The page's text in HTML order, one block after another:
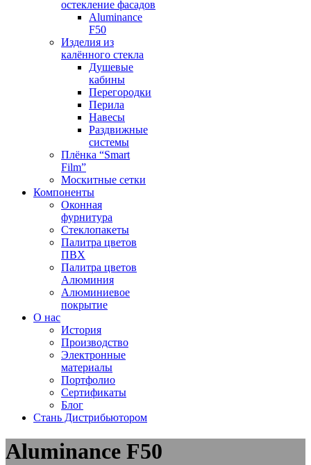
остекление фасадов
Aluminance
F50
Изделия из
калённого стекла
Душевые
кабины
Перегородки
Перила
Навесы
Раздвижные
системы
Плёнка “Smart
Film”
Москитные сетки
Компоненты
Оконная
фурнитура
Стеклопакеты
Палитра цветов
ПВХ
Палитра цветов
Алюминия
Алюминиевое
покрытие
О нас
История
Производство
Электронные
материалы
Портфолио
Сертификаты
Блог
Стань Дистрибьютором
Aluminance F50